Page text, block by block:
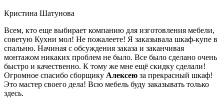
Кристина Шатунова
Всем, кто еще выбирает компанию для изготовления мебели,
советую Кухни мол! Не пожалеете! Я заказывала шкаф-купе в
спальню. Начиная с обсуждения заказа и заканчивая
монтажом никаких проблем не было. Все было сделано очень
быстро и качественно. К тому же мне ещё скидку сделали!
Огромное спасибо сборщику Алексею за прекрасный шкаф!
Это мастер своего дела! Всю мебель буду заказывать только
здесь.